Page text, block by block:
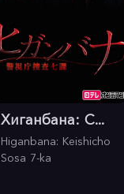
Хиганбана: С...
Higanbana: Keishicho
Sosa 7-ka